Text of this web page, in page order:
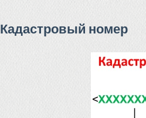
Кадастровый номер